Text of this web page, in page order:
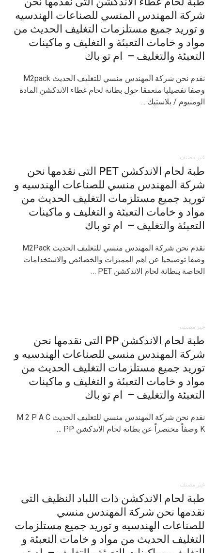
شركة المهندس المنسي للصناعات الهندسيه
و توريد جميع مستلزمات التغليف الحديث من
مواد و خامات التعبئة و التغليف و ماكينات
التعبئة والتغليف – ام تو باك
نقدم نحن شركة المهندس منسي للتغليف الحديث M2pack
وصفا تفصيليا متعمقا حول بطانة لحام غطاء الاندكشن المادة
الومنيوم / بلاستيك …
غير مصنف
طبة لحام الاندكشن PET التى نقدمها نحن
شركة المهندس منسي للصناعات الهندسيه و
توريد جميع مستلزمات التغليف الحديث من
مواد و خامات التعبئة و التغليف و ماكينات
التعبئة والتغليف – ام تو باك
نقدم نحن شركة المهندس منسي للتغليف الحديث M2Pack
وصفا توضيحيا عن اهم المميزات والخصائص والاستخدامات
الخاصة ببطانة لحام الاندكشن PET …
غير مصنف
طبة لحام الاندكشن PP التى نقدمها نحن
شركة المهندس منسي للصناعات الهندسيه و
توريد جميع مستلزمات التغليف الحديث من
مواد و خامات التعبئة و التغليف و ماكينات
التعبئة والتغليف – ام تو باك
نقدم نحن شركة المهندس منسي للتغليف الحديث M 2 P A C
K وصفاً مختصراً عن بطانة لحام الاندكشن PP …
غير مصنف
طبة لحام الاندكشن ذات اللباد النظيف التى
نقدمها نحن شركة المهندس منسي
للصناعات الهندسيه و توريد جميع مستلزمات
التغليف الحديث من مواد و خامات التعبئة و